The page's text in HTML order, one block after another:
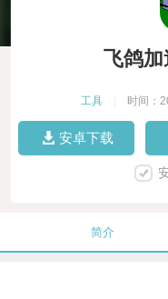
飞鸽
工具 时间：
安卓下载
简介